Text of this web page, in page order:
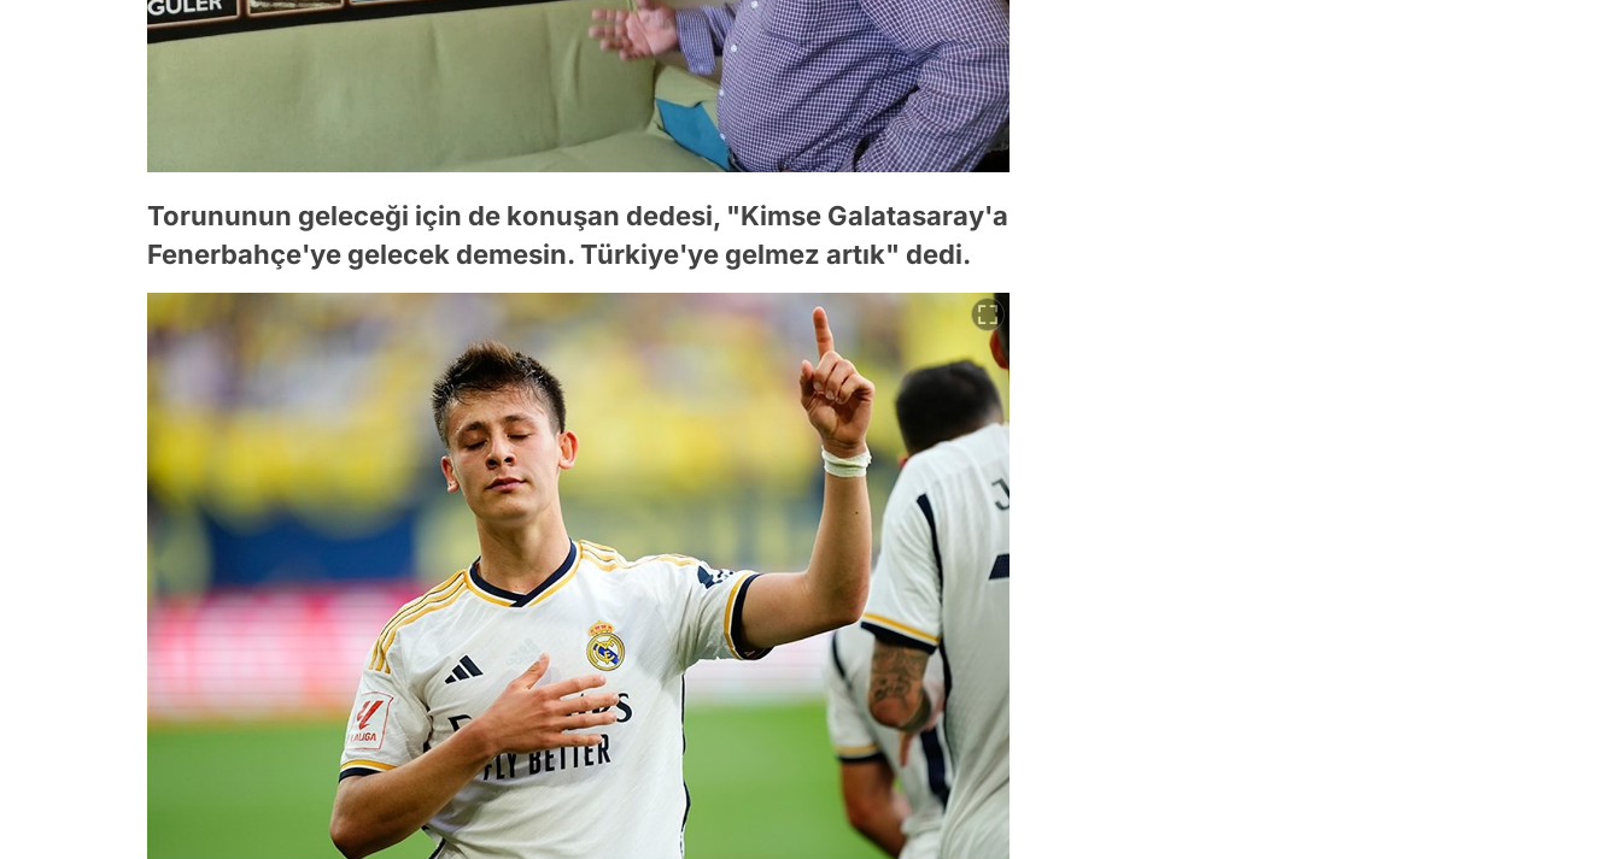
Torununun geleceği için de konuşan dedesi, "Kimse Galatasaray'a
Fenerbahçe'ye gelecek demesin. Türkiye'ye gelmez artık" dedi.
Video
Test